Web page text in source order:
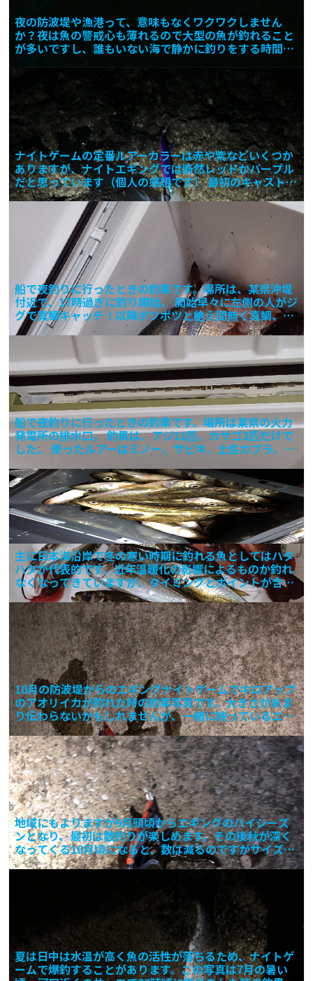
夜の防波堤や漁港って、意味もなくワクワクしません
か？夜は魚の警戒心も薄れるので大型の魚が釣れること
が多いですし、誰もいない海で静かに釣りをする時間が
ナイトゲームの定番ルアーカラーは赤や紫などいくつか
ありますが、ナイトエギングでは断然レッドかパープル
だと思っています（個人の感想です） 最初のキャストで
何を投げ
船で夜釣りに行ったときの釣果です。場所は、某県沖堤
付近で、17時過ぎに釣り開始。 開始早々に左側の人がジ
グで真鯛キャッチ！以降ポツポツと絶え間無く真鯛、大
サバ、
船で夜釣りに行ったときの釣果です。場所は某県の火力
発電所の排水口。 釣果は、アジ11匹、カサゴ2匹だけで
した。 使ったルアーはミノー、サビキ、土佐カブラ、ブ
主に日本海沿岸で冬の寒い時期に釣れる魚としてはハタ
ハタが代表的です。近年温暖化の影響によるものか釣れ
なくなってきていますが、タイミングとポイントが合え
ばクーラー
10月の防波堤からのエギングナイトゲームでキロアップ
のアオリイカが釣れた時の釣果写真です。大きさがあま
り伝わらないかもしれませんが、一緒に映っているエギ
が3号の
地域にもよりますが9月頭頃からエギングのハイシーズ
ンとなり、最初は数釣りが楽しめます。その後秋が深く
なってくる10月頃になると、数は減るのですがサイズ釣
りが楽し
夏は日中は水温が高く魚の活性が落ちるため、ナイトゲ
ームで爆釣することがあります。この写真は7月の暑い